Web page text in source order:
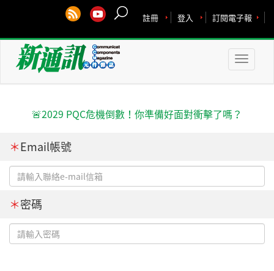
訂閱電子報
登入
註冊
Toggle
🚨2029 PQC危機倒數！你準備好面對衝擊了嗎？
＊Email帳號
＊密碼